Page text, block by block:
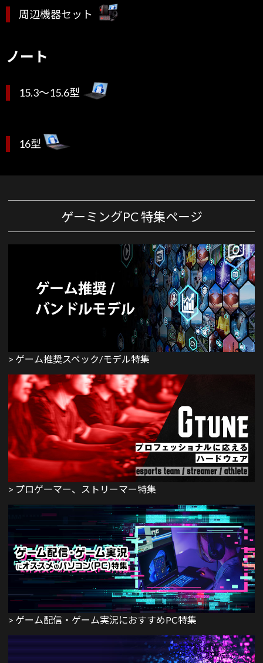
周辺機器セット
ノート
15.3～15.6型
16型
ゲーミングPC 特集ページ
> ゲーム推奨スペック/モデル特集
> プロゲーマー、ストリーマー特集
> ゲーム配信・ゲーム実況におすすめPC特集